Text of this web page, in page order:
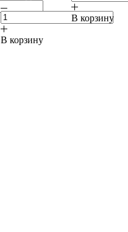
В корзину
В корзину